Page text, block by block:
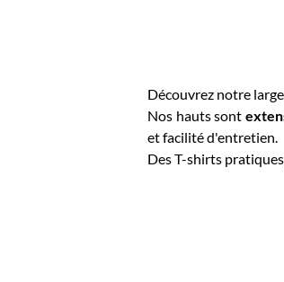
Découvrez notre large
Nos hauts sont
et facilité d'entretien.
Des T-shirts pratiques,